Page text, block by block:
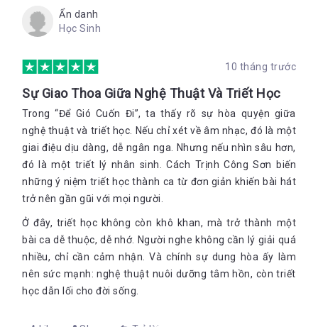
không thể chịu nổi. Con trai tôi - nếu đọc được phần này - chắc
chắn cũng sẽ không chịu nổi. Vì thế - sau nhiều đêm suy nghĩ -
tôi xin lỗi bạn đọc - cho phép tôi được xóa trắng mục này!"
vặt, đau đớn, tủi hận của chị - hay của bất kỳ ai khác, đã từng
gánh chịu - sẽ Để Gió Cuốn Đi - còn lại là - những năm tháng
đầy ấm áp, yêu thương!
Ẩn danh
Học Sinh
10 tháng trước
Sự Giao Thoa Giữa Nghệ Thuật Và Triết Học
Trong “Để Gió Cuốn Đi”, ta thấy rõ sự hòa quyện giữa
nghệ thuật và triết học. Nếu chỉ xét về âm nhạc, đó là một
giai điệu dịu dàng, dễ ngân nga. Nhưng nếu nhìn sâu hơn,
đó là một triết lý nhân sinh. Cách Trịnh Công Sơn biến
những ý niệm triết học thành ca từ đơn giản khiến bài hát
trở nên gần gũi với mọi người.
Ở đây, triết học không còn khô khan, mà trở thành một
bài ca dễ thuộc, dễ nhớ. Người nghe không cần lý giải quá
nhiều, chỉ cần cảm nhận. Và chính sự dung hòa ấy làm
nên sức mạnh: nghệ thuật nuôi dưỡng tâm hồn, còn triết
học dẫn lối cho đời sống.